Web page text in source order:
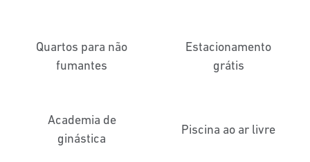
Quartos para não
fumantes
Estacionamento
grátis
Academia de
ginástica
Piscina ao ar livre